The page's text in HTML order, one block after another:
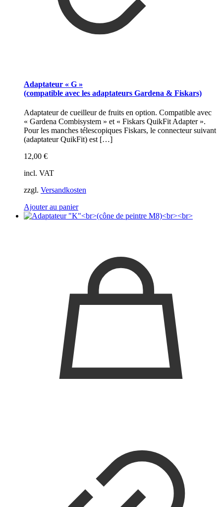
Adaptateur « G »
(compatible avec les adaptateurs Gardena & Fiskars)
Adaptateur de cueilleur de fruits en option. Compatible avec
« Gardena Combisystem » et « Fiskars QuikFit Adapter ».
Pour les manches télescopiques Fiskars, le connecteur suivant
(adaptateur QuikFit) est […]
12,00 €
incl. VAT
zzgl. Versandkosten
Ajouter au panier